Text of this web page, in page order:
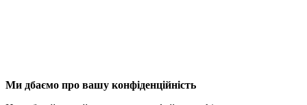
Ми дбаємо про вашу конфіденційність